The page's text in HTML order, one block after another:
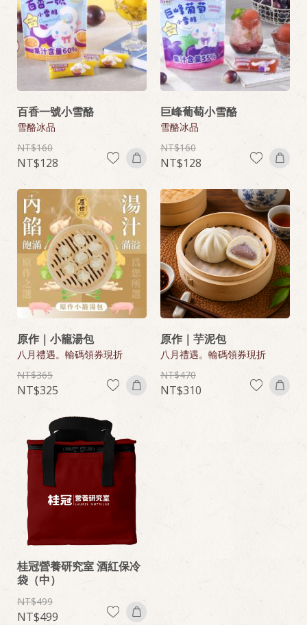
百香一號小雪酪
雪酪冰品
160
128
巨峰葡萄小雪酪
雪酪冰品
160
128
原作｜小籠湯包
八月禮遇。輸碼領券現折
365
325
原作｜芋泥包
八月禮遇。輸碼領券現折
470
310
桂冠營養研究室 酒紅保冷
袋（中）
499
499